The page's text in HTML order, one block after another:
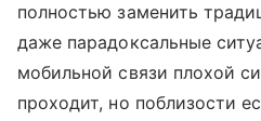
полностью заменить
даже парадоксальные
мобильной связи плохой
проходит, но поблизости